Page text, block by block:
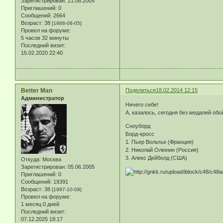
Приглашений: 0
Сообщений: 2664
Возраст: 38 [1988-08-05]
Провел на форуме:
5 часов 32 минуты
Последний визит:
15.02.2020 22:40
Поделиться18.02.2014 12:15
Better Man
Администратор
Откуда: Москва
Зарегистрирован: 05.06.2005
Приглашений: 0
Сообщений: 19391
Возраст: 38 [1987-10-09]
Провел на форуме:
1 месяц 0 дней
Последний визит:
07.12.2025 18:17
Ничего себе!
А, казалось, сегодня без медалей
Сноуборд
Борд-кросс
1. Пьер Вольтье (Франция)
2. Николай Олюнин (Россия)
3. Алекс Дейболд (США)